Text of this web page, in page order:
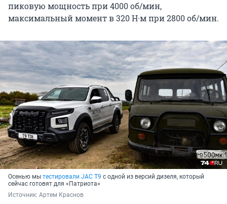
пиковую мощность при4000 об/мин,
максимальный момент в320 Н·мпри2800 об/мин.
Осенью мы тестировали JAC T9 с одной из версий дизеля, который
сейчас готовят для «Патриота»
Источник: Артем Краснов